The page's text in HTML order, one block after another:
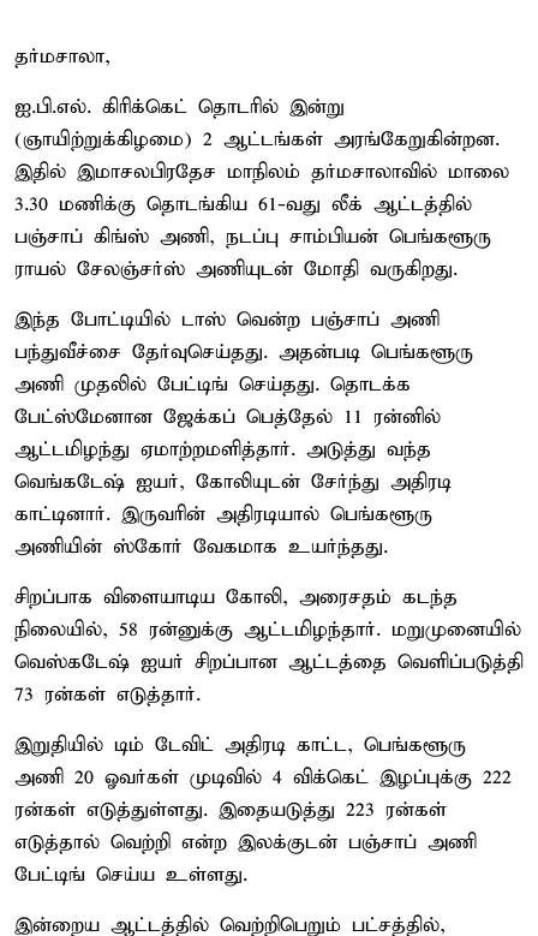
தர்மசாலா,
ஐ.பி.எல். கிரிக்கெட் தொடரில் இன்று
(ஞாயிற்றுக்கிழமை) 2 ஆட்டங்கள் அரங்கேறுகின்றன.
இதில் இமாசலபிரதேச மாநிலம் தர்மசாலாவில் மாலை
3.30 மணிக்கு தொடங்கிய 61-வது லீக் ஆட்டத்தில்
பஞ்சாப் கிங்ஸ் அணி, நடப்பு சாம்பியன் பெங்களூரு
ராயல் சேலஞ்சர்ஸ் அணியுடன் மோதி வருகிறது.
இந்த போட்டியில் டாஸ் வென்ற பஞ்சாப் அணி
பந்துவீச்சை தேர்வுசெய்தது. அதன்படி பெங்களூரு
அணி முதலில் பேட்டிங் செய்தது. தொடக்க
பேட்ஸ்மேனான ஜேக்கப் பெத்தேல் 11 ரன்னில்
ஆட்டமிழந்து ஏமாற்றமளித்தார். அடுத்து வந்த
வெங்கடேஷ் ஐயர், கோலியுடன் சேர்ந்து அதிரடி
காட்டினார். இருவரின் அதிரடியால் பெங்களூரு
அணியின் ஸ்கோர் வேகமாக உயர்ந்தது.
சிறப்பாக விளையாடிய கோலி, அரைசதம் கடந்த
நிலையில், 58 ரன்னுக்கு ஆட்டமிழந்தார். மறுமுனையில்
வெஸ்கடேஷ் ஐயர் சிறப்பான ஆட்டத்தை வெளிப்படுத்தி
73 ரன்கள் எடுத்தார்.
இறுதியில் டிம் டேவிட் அதிரடி காட்ட, பெங்களூரு
அணி 20 ஓவர்கள் முடிவில் 4 விக்கெட் இழப்புக்கு 222
ரன்கள் எடுத்துள்ளது. இதையடுத்து 223 ரன்கள்
எடுத்தால் வெற்றி என்ற இலக்குடன் பஞ்சாப் அணி
பேட்டிங் செய்ய உள்ளது.
இன்றைய ஆட்டத்தில் வெற்றிபெறும் பட்சத்தில்,